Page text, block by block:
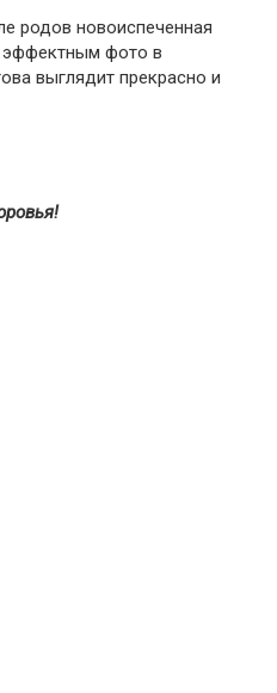
родов новоиспеченная
эффектным фото в
выглядит прекрасно и